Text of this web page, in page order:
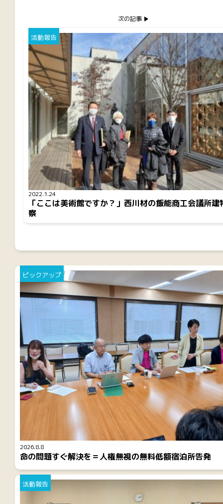
2022.1.24
活動報告
「ここは美術館ですか？」西川材の飯能商工会議所建
察
次の記事
2026.8.8
ピックアップ
命の問題すぐ解決を＝人権無視の無料低額宿泊所告発
活動報告